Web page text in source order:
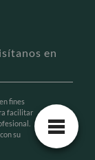
en
fines
facilitar
su